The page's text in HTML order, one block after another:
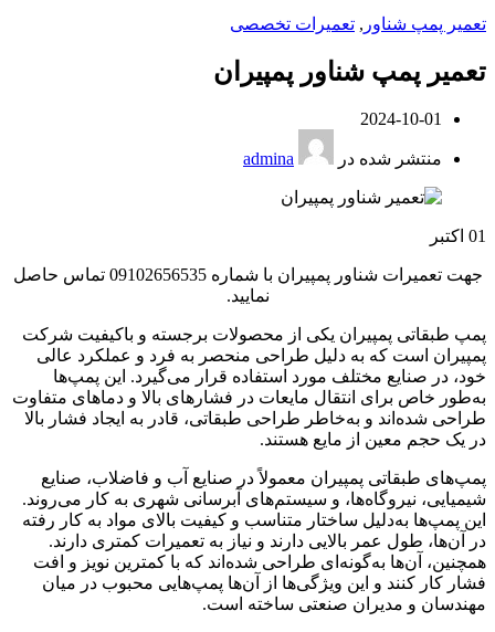
تعمیر پمپ شناور , تعمیرات تخصصی
تعمیر پمپ شناور پمپیران
2024-10-01
منتشر شده در admina
01 اکتبر
جهت تعمیرات شناور پمپیران با شماره 09102656535 تماس حاصل
نمایید.
پمپ طبقاتی پمپیران یکی از محصولات برجسته و باکیفیت شرکت
پمپیران است که به دلیل طراحی منحصر به فرد و عملکرد عالی
خود، در صنایع مختلف مورد استفاده قرار می‌گیرد. این پمپ‌ها
به‌طور خاص برای انتقال مایعات در فشارهای بالا و دماهای متفاوت
طراحی شده‌اند و به‌خاطر طراحی طبقاتی، قادر به ایجاد فشار بالا
در یک حجم معین از مایع هستند.
پمپ‌های طبقاتی پمپیران معمولاً در صنایع آب و فاضلاب، صنایع
شیمیایی، نیروگاه‌ها، و سیستم‌های آبرسانی شهری به کار می‌روند.
این پمپ‌ها به‌دلیل ساختار متناسب و کیفیت بالای مواد به کار رفته
در آن‌ها، طول عمر بالایی دارند و نیاز به تعمیرات کمتری دارند.
همچنین، آن‌ها به‌گونه‌ای طراحی شده‌اند که با کمترین نویز و افت
فشار کار کنند و این ویژگی‌ها از آن‌ها پمپ‌هایی محبوب در میان
مهندسان و مدیران صنعتی ساخته است.